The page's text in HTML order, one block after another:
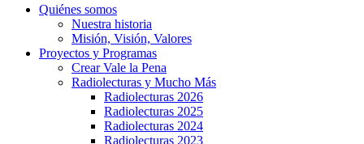
Quiénes somos
Nuestra historia
Misión, Visión, Valores
Proyectos y Programas
Crear Vale la Pena
Radiolecturas y Mucho Más
Radiolecturas 2026
Radiolecturas 2025
Radiolecturas 2024
Radiolecturas 2023